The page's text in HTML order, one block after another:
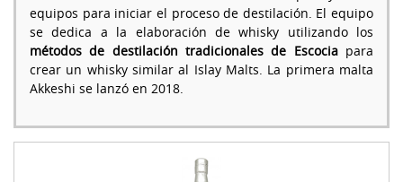
equipos para iniciar el proceso de destilación. El equipo
se dedica a la elaboración de whisky utilizando los
métodos de destilación tradicionales de Escociapara
crear un whisky similar al Islay Malts. La primera malta
Akkeshi se lanzó en 2018.